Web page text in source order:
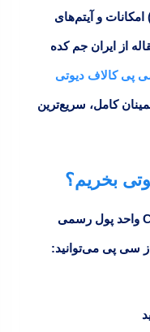
امکانات و آیتم‌های
از ایران جم کده
پی کالاف دیوتی
کامل، سریع‌ترین
بخریم؟
واحد پول رسمی
سی‌ پی می‌توانید: